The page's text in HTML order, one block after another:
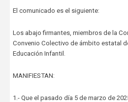
El comunicado es el siguiente:
Los abajo firmantes, miembros de la
Convenio Colectivo de ámbito estatal
Educación Infantil.
MANIFIESTAN:
1.- Que el pasado día 5 de marzo de